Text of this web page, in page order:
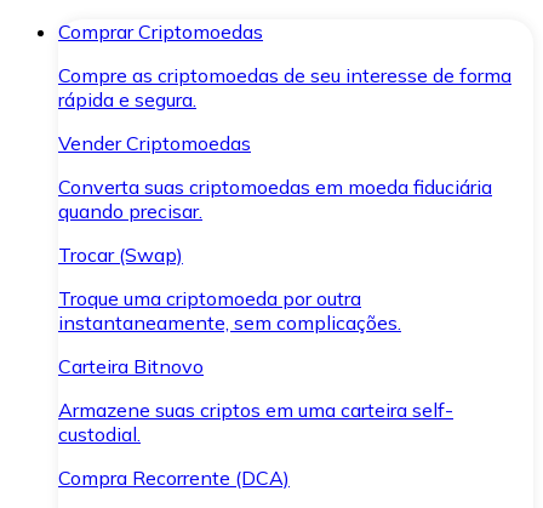
Comprar Criptomoedas
Compre as criptomoedas de seu interesse de forma
rápida e segura.
Vender Criptomoedas
Converta suas criptomoedas em moeda fiduciária
quando precisar.
Trocar (Swap)
Troque uma criptomoeda por outra
instantaneamente, sem complicações.
Carteira Bitnovo
Armazene suas criptos em uma carteira self-
custodial.
Compra Recorrente (DCA)